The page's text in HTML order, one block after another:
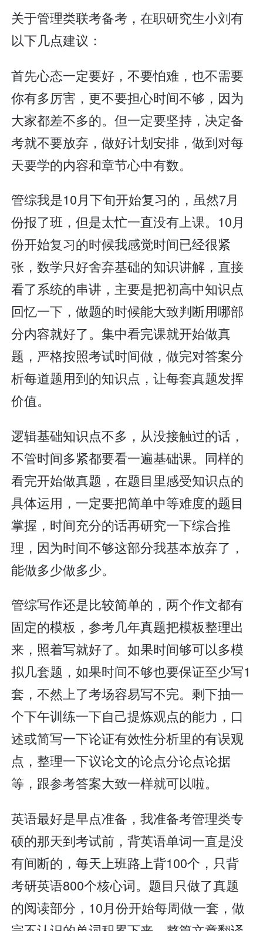
关于管理类联考备考，在职研究生小刘有
以下几点建议：
首先心态一定要好，不要怕难，也不需要
你有多厉害，更不要担心时间不够，因为
大家都差不多的。但一定要坚持，决定备
考就不要放弃，做好计划安排，做到对每
天要学的内容和章节心中有数。
管综我是10月下旬开始复习的，虽然7月
份报了班，但是太忙一直没有上课。10月
份开始复习的时候我感觉时间已经很紧
张，数学只好舍弃基础的知识讲解，直接
看了系统的串讲，主要是把初高中知识点
回忆一下，做题的时候能大致判断用哪部
分内容就好了。集中看完课就开始做真
题，严格按照考试时间做，做完对答案分
析每道题用到的知识点，让每套真题发挥
价值。
逻辑基础知识点不多，从没接触过的话，
不管时间多紧都要看一遍基础课。同样的
看完开始做真题，在题目里感受知识点的
具体运用，一定要把简单中等难度的题目
掌握，时间充分的话再研究一下综合推
理，因为时间不够这部分我基本放弃了，
能做多少做多少。
管综写作还是比较简单的，两个作文都有
固定的模板，参考几年真题把模板整理出
来，照着写就好了。如果时间够可以多模
拟几套题，如果时间不够也要保证至少写1
套，不然上了考场容易写不完。剩下抽一
个下午训练一下自己提炼观点的能力，口
述或简写一下论证有效性分析里的有误观
点，整理一下议论文的论点分论点论据
等，跟参考答案大致一样就可以啦。
英语最好是早点准备，我准备考管理类专
硕的那天到考试前，背英语单词一直是没
有间断的，每天上班路上背100个，只背
考研英语800个核心词。题目只做了真题
的阅读部分，10月份开始每周做一套，做